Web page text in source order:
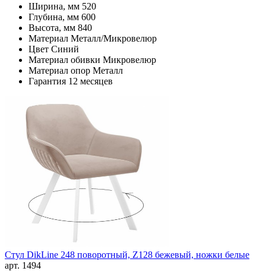
Ширина, мм 520
Глубина, мм 600
Высота, мм 840
Материал Металл/Микровелюр
Цвет Синий
Материал обивки Микровелюр
Материал опор Металл
Гарантия 12 месяцев
Стул DikLine 248 поворотный, Z128 бежевый, ножки белые
арт. 1494